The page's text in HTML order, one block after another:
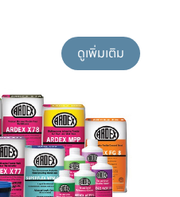
ดูเพิ่มเติม